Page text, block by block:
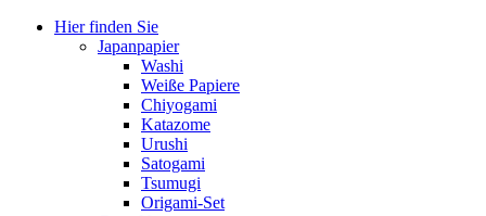
Hier finden Sie
Japanpapier
Washi
Weiße Papiere
Chiyogami
Katazome
Urushi
Satogami
Tsumugi
Origami-Set